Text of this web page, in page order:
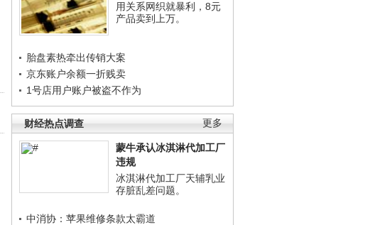
用关系网织就暴利，8元
产品卖到上万。
胎盘素热牵出传销大案
京东账户余额一折贱卖
1号店用户账户被盗不作为
更多
财经热点调查
蒙牛承认冰淇淋代加工厂
违规
冰淇淋代加工厂天辅乳业
存脏乱差问题。
中消协：苹果维修条款太霸道